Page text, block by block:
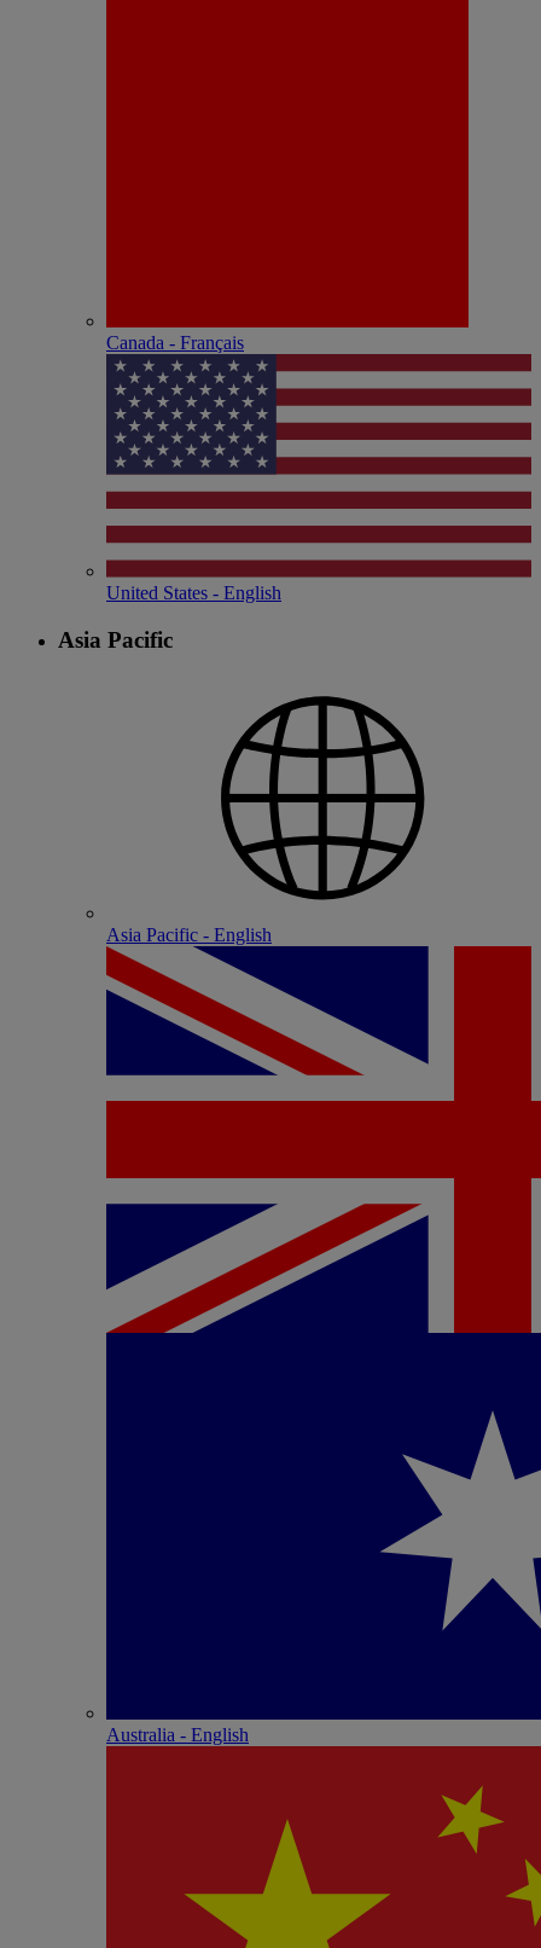
Canada - Français
United States - English
Asia Pacific
Asia Pacific - English
Australia - English